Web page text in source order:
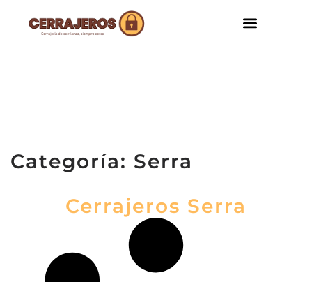
Categoría: Serra
Cerrajeros Serra